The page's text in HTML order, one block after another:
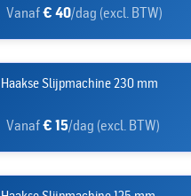
Vanaf€ 40/dag (excl. BTW)
Haakse Slijpmachine 230 mm
Vanaf€ 15/dag (excl. BTW)